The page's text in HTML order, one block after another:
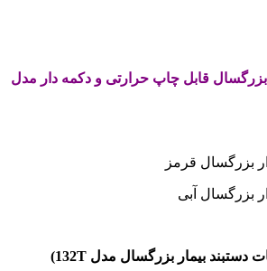
بزرگسال قابل چاپ حرارتی و دکمه دار مدل
بیمار بزرگسال مدل 132T
)